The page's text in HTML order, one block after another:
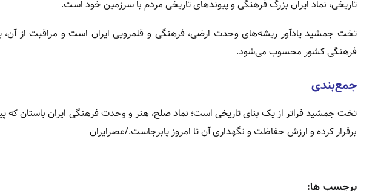
تاریخی، نماد ایران بزرگ فرهنگی و پیوندهای تاریخی مردم با سرزمین خود است.
تخت جمشید یادآور ریشه‌های وحدت ارضی، فرهنگی و قلمرویی ایران است و مراقبت از آن،
فرهنگی کشور محسوب می‌شود.
جمع‌بندی
تخت جمشید فراتر از یک بنای تاریخی است؛ نماد صلح، هنر و وحدت فرهنگی ایران باستان که
برقرار کرده و ارزش حفاظت و نگهداری آن تا امروز پابرجاست./عصرایران
برچسب ها: